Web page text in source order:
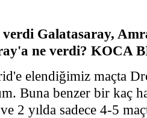
Galatasaray,
ne verdi? KOCA
elendiğimiz maçta
Buna benzer bir kaç
2 yılda sadece 4-5